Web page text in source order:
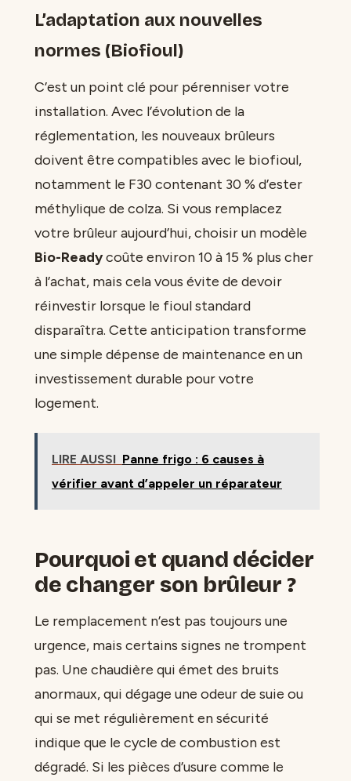
L’adaptation aux nouvelles
normes (Biofioul)
C’est un point clé pour pérenniser votre
installation. Avec l’évolution de la
réglementation, les nouveaux brûleurs
doivent être compatibles avec le biofioul,
notamment le F30 contenant 30 % d’ester
méthylique de colza. Si vous remplacez
votre brûleur aujourd’hui, choisir un modèle
Bio-Readycoûte environ 10 à 15 % plus cher
à l’achat, mais cela vous évite de devoir
réinvestir lorsque le fioul standard
disparaîtra. Cette anticipation transforme
une simple dépense de maintenance en un
investissement durable pour votre
logement.
LIRE AUSSI Panne frigo : 6 causes à
vérifier avant d’appeler un réparateur
Pourquoi et quand décider
de changer son brûleur ?
Le remplacement n’est pas toujours une
urgence, mais certains signes ne trompent
pas. Une chaudière qui émet des bruits
anormaux, qui dégage une odeur de suie ou
qui se met régulièrement en sécurité
indique que le cycle de combustion est
dégradé. Si les pièces d’usure comme le